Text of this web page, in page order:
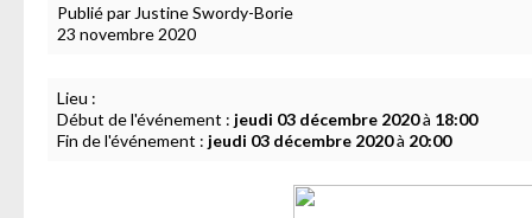
Publié par Justine Swordy-Borie
23 novembre 2020
Lieu :
Début de l'événement : jeudi 03 décembre 2020à 18:00
Fin de l'événement : jeudi 03 décembre 2020à 20:00